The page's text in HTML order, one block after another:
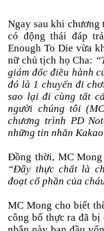
Ngay sau khi chương
có động thái đáp
Enough To Die vừa
nữ chủ tịch họ Cha:
giám đốc điều hành
đó là 1 chuyến đi
sao lại đi cùng tất
người chúng tôi
chương trình PD
những tin nhắn
Đồng thời, MC Mong
“Đây thực chất là
đoạt cổ phần của
MC Mong cho biết
công bố thực ra đã bị